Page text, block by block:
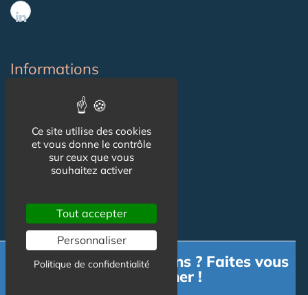
Informations
Mentions légales
Contact
Publicité
Besoin d'informations ? Faites vous
accompagner !
Ce site utilise des cookies
et vous donne le contrôle
sur ceux que vous
souhaitez activer
Tout accepter
Personnaliser
Politique de confidentialité